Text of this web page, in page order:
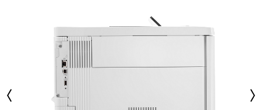
المواصفات الفنية